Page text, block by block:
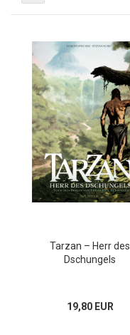
Tarzan – Herr des
Dschungels
19,80 EUR